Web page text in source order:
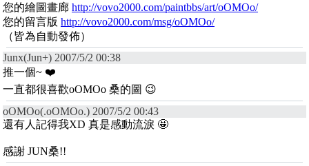
您的繪圖畫廊 http://vovo2000.com/paintbbs/art/oOMOo/
您的留言版 http://vovo2000.com/msg/oOMOo/
（皆為自動發佈）
Junx(Jun+) 2007/5/2 00:38
推一個~ ❤️
一直都很喜歡oOMOo 桑的圖 😉
oOMOo(.oOMOo.) 2007/5/2 00:43
還有人記得我XD 真是感動流淚 🤩
感謝 JUN桑!!